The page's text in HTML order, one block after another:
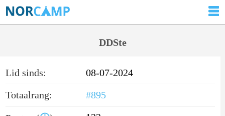
DDSte
Lid sinds:
08-07-2024
Totaalrang:
#895